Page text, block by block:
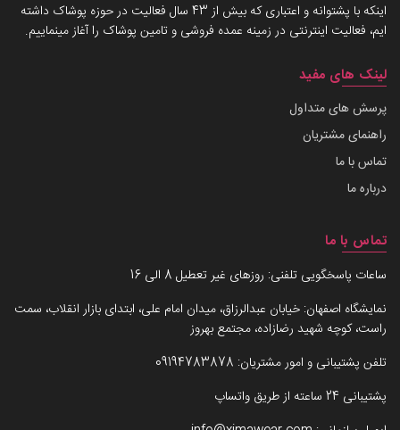
اینکه با پشتوانه و اعتباری که بیش از 43 سال فعالیت در حوزه پوشاک داشته
ایم، فعالیت اینترنتی در زمینه عمده فروشی و تامین پوشاک را آغاز مینماییم.
لینک های مفید
پرسش های متداول
راهنمای مشتریان
تماس با ما
درباره ما
تماس با ما
ساعات پاسخگویی تلفنی: روزهای غیر تعطیل 8 الی 16
نمایشگاه اصفهان: خیابان عبدالرزاق، میدان امام علی، ابتدای بازار انقلاب، سمت
راست، کوچه شهید رضازاده، مجتمع بهروز
تلفن پشتیبانی و امور مشتریان: 09194783878
پشتیبانی 24 ساعته از طریق واتساپ